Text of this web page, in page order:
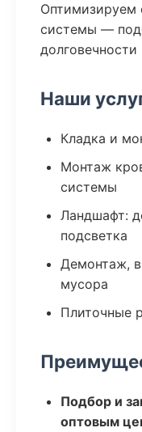
Оптимизируем
системы —
долговечности
Наши
Кладка и
Монтаж
системы
Ландшафт:
подсветка
Демонтаж,
мусора
Плиточные
Подбор и
оптовым